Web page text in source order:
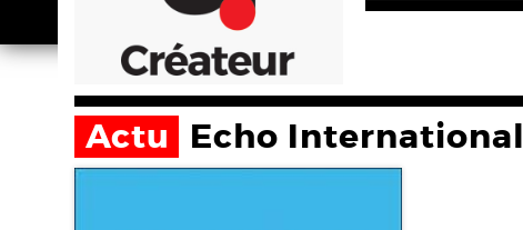
Actu Echo International